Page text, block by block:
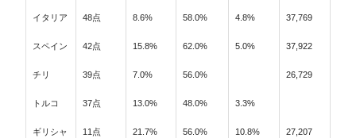
イタリア 48点 8.6% 58.0% 4.8% 37,769
スペイン 42点 15.8% 62.0% 5.0% 37,922
チリ 39点 7.0% 56.0% 26,729
トルコ 37点 13.0% 48.0% 3.3%
ギリシャ 11点 21.7% 56.0% 10.8% 27,207